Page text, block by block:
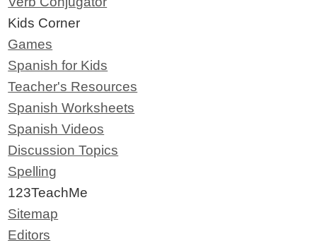
Kids Corner
Games
Spanish for Kids
Teacher's Resources
Spanish Worksheets
Spanish Videos
Discussion Topics
Spelling
123TeachMe
Sitemap
Editors